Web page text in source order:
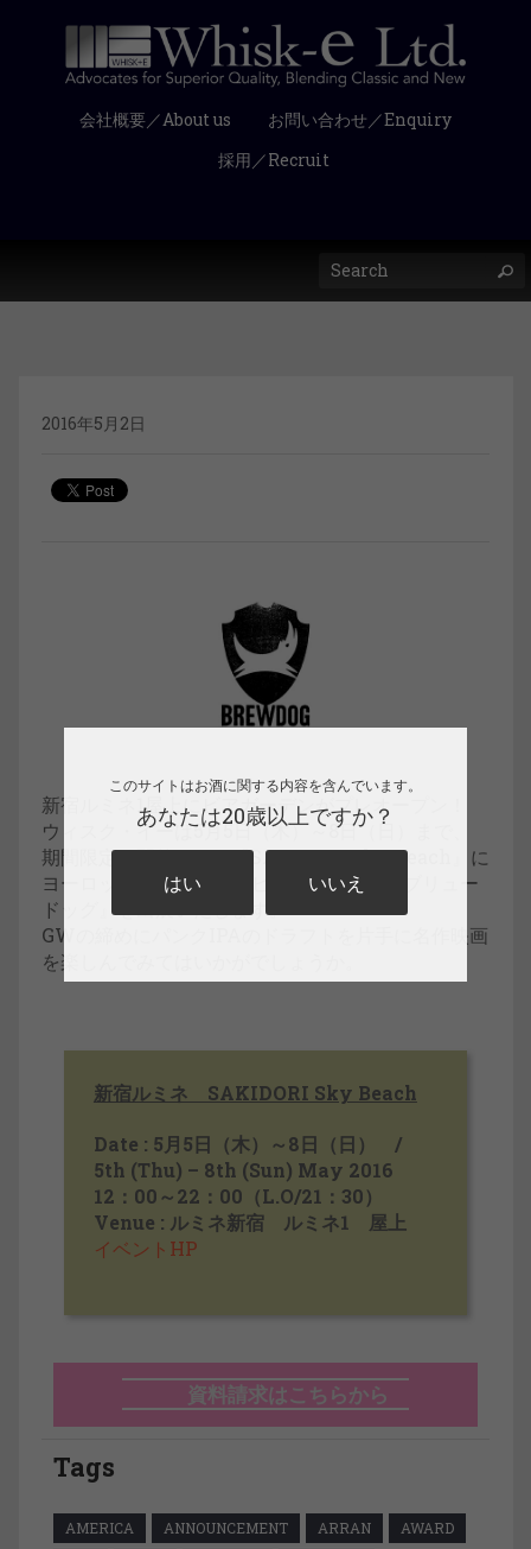
会社概要／About us
お問い合わせ／Enquiry
採用／Recruit
2016年5月2日
新宿ルミネ1屋上にビアガーデンがプレオープン！
ウィスク・イーは5月5日（木）～8日（日）まで、
期間限定で開催される『SAKIDORI Sky Beach』に
ヨーロッパNo.1クラフトビールメーカー『ブリュー
ドッグ』を出展いたします。
GWの締めにパンクIPAのドラフトを片手に名作映画
を楽しんでみてはいかがでしょうか。
新宿ルミネ SAKIDORI Sky Beach
Date : 5月5日（木）～8日（日） /
5th (Thu) – 8th (Sun) May 2016
12：00～22：00（L.O/21：30）
Venue : ルミネ新宿 ルミネ1 屋上
イベントHP
資料請求はこちらから
Tags
AMERICA ANNOUNCEMENT ARRAN
AWARD
このサイトはお酒に関する内容を含んでいます。
あなたは20歳以上ですか？
はい いいえ